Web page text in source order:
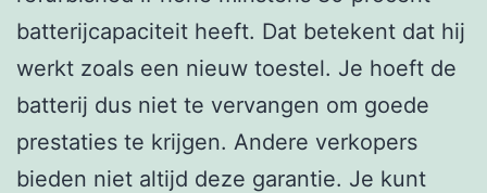
batterijcapaciteit heeft. Dat betekent dat hij
werkt zoals een nieuw toestel. Je hoeft de
batterij dus niet te vervangen om goede
prestaties te krijgen. Andere verkopers
bieden niet altijd deze garantie. Je kunt